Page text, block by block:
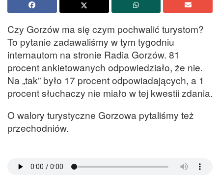
Czy Gorzów ma się czym pochwalić turystom?
To pytanie zadawaliśmy w tym tygodniu
internautom na stronie Radia Gorzów. 81
procent ankietowanych odpowiedziało, że nie.
Na „tak” było 17 procent odpowiadających, a 1
procent słuchaczy nie miało w tej kwestii zdania.
O walory turystyczne Gorzowa pytaliśmy też
przechodniów.